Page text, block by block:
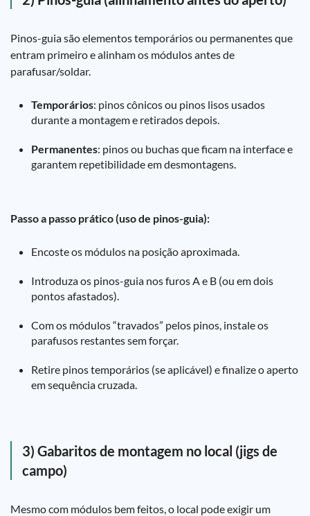
Pinos-guia são elementos temporários ou permanentes que
entram primeiro e alinham os módulos antes de
parafusar/soldar.
Temporários: pinos cônicos ou pinos lisos usados
durante a montagem e retirados depois.
Permanentes: pinos ou buchas que ficam na interface e
garantem repetibilidade em desmontagens.
Passo a passo prático (uso de pinos-guia):
Encoste os módulos na posição aproximada.
Introduza os pinos-guia nos furos A e B (ou em dois
pontos afastados).
Com os módulos “travados” pelos pinos, instale os
parafusos restantes sem forçar.
Retire pinos temporários (se aplicável) e finalize o aperto
em sequência cruzada.
3) Gabaritos de montagem no local (jigs de
campo)
Mesmo com módulos bem feitos, o local pode exigir um